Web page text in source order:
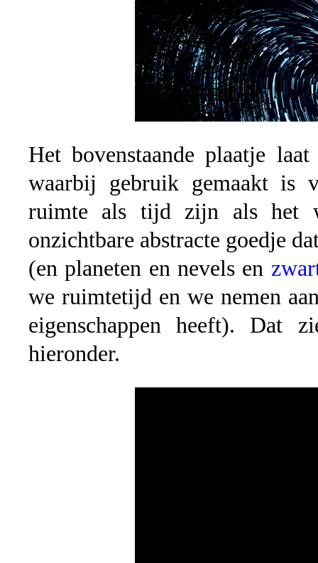
Het bovenstaande plaatje
waarbij gebruik gemaakt is
ruimte als tijd zijn als het
onzichtbare abstracte goedje
(en planeten en nevels en
we ruimtetijd en we nemen
eigenschappen heeft).
hieronder.